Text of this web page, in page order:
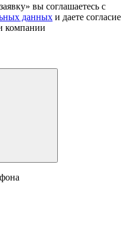
вы соглашаетесь с
данных и даете согласие
компании